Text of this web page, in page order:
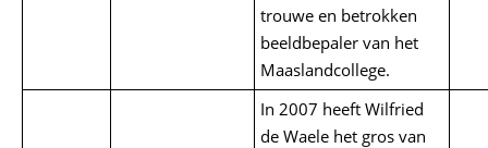
trouwe en betrokken
beeldbepaler van het
Maaslandcollege.
In 2007 heeft Wilfried
de Waele het gros van